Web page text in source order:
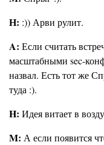
Н: :)) Арви рулит.
A: Если считать
масштабными sec-
назвал. Есть тот же
туда :).
H: Идея витает в
M: А если появится